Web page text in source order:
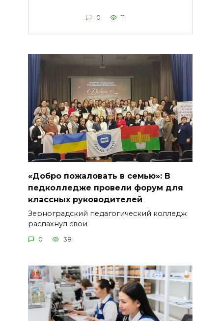
0 11
«Добро пожаловать в семью»: В
педколледже провели форум для
классных руководителей
Зерноградский педагогический колледж
распахнул свои
0 38